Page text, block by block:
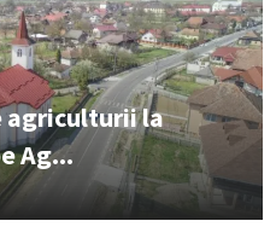
agriculturii la
Ag...